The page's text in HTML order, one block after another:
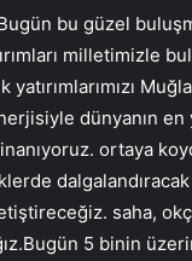
Bugün bu güzel
milletimizle
dünyanın
ortaya
saha,
5 binin